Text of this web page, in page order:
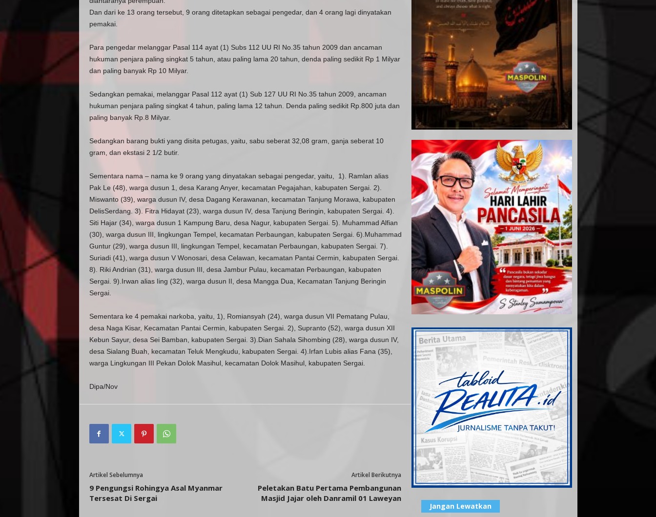
Dan dari ke 13 orang tersebut, 9 orang ditetapkan sebagai pengedar, dan 4 orang lagi dinyatakan
pemakai.
Para pengedar melanggar Pasal 114 ayat (1) Subs 112 UU RI No.35 tahun 2009 dan ancaman
hukuman penjara paling singkat 5 tahun, atau paling lama 20 tahun, denda paling sedikit Rp 1 Milyar
dan paling banyak Rp 10 Milyar.
Sedangkan pemakai, melanggar Pasal 112 ayat (1) Sub 127 UU RI No.35 tahun 2009, ancaman
hukuman penjara paling singkat 4 tahun, paling lama 12 tahun. Denda paling sedikit Rp.800 juta dan
paling banyak Rp.8 Milyar.
Sedangkan barang bukti yang disita petugas, yaitu, sabu seberat 32,08 gram, ganja seberat 10
gram, dan ekstasi 2 1/2 butir.
Sementara nama – nama ke 9 orang yang dinyatakan sebagai pengedar, yaitu, 1). Ramlan alias
Pak Le (48), warga dusun 1, desa Karang Anyer, kecamatan Pegajahan, kabupaten Sergai. 2).
Miswanto (39), warga dusun IV, desa Dagang Kerawanan, kecamatan Tanjung Morawa, kabupaten
DelisSerdang. 3). Fitra Hidayat (23), warga dusun IV, desa Tanjung Beringin, kabupaten Sergai. 4).
Siti Hajar (34), warga dusun 1 Kampung Baru, desa Nagur, kabupaten Sergai. 5). Muhammad Alfian
(30), warga dusun III, lingkungan Tempel, kecamatan Perbaungan, kabupaten Sergai. 6).Muhammad
Guntur (29), warga dusun III, lingkungan Tempel, kecamatan Perbaungan, kabupaten Sergai. 7).
Suriadi (41), warga dusun V Wonosari, desa Celawan, kecamatan Pantai Cermin, kabupaten Sergai.
8). Riki Andrian (31), warga dusun III, desa Jambur Pulau, kecamatan Perbaungan, kabupaten
Sergai. 9).Irwan alias Iing (32), warga dusun II, desa Mangga Dua, Kecamatan Tanjung Beringin
Sergai.
Sementara ke 4 pemakai narkoba, yaitu, 1), Romiansyah (24), warga dusun VII Pematang Pulau,
desa Naga Kisar, Kecamatan Pantai Cermin, kabupaten Sergai. 2), Supranto (52), warga dusun XII
Kebun Sayur, desa Sei Bamban, kabupaten Sergai. 3).Dian Sahala Sihombing (28), warga dusun IV,
desa Sialang Buah, kecamatan Teluk Mengkudu, kabupaten Sergai. 4).Irfan Lubis alias Fana (35),
warga Lingkungan III Pekan Dolok Masihul, kecamatan Dolok Masihul, kabupaten Sergai.
Dipa/Nov
Artikel Sebelumnya
9 Pengungsi Rohingya Asal Myanmar
Tersesat Di Sergai
Artikel Berikutnya
Peletakan Batu Pertama Pembangunan
Masjid Jajar oleh Danramil 01 Laweyan
Jangan Lewatkan